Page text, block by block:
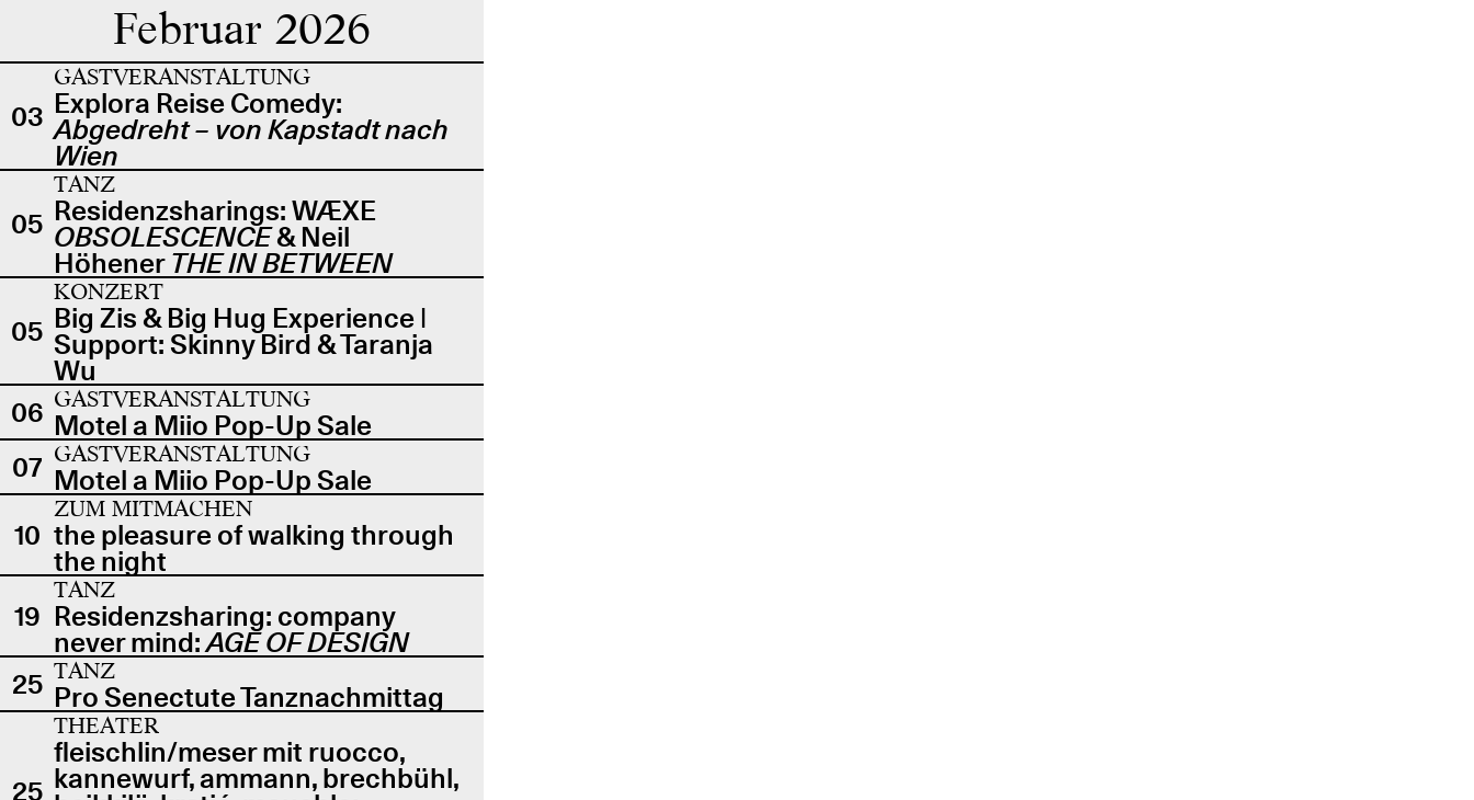
Februar 2026
03
GASTVERANSTALTUNG
Explora Reise Comedy:
Abgedreht – von Kapstadt nach
Wien
05
TANZ
Residenzsharings: WÆXE
OBSOLESCENCE& Neil
Höhener THE IN BETWEEN
05
KONZERT
Big Zis & Big Hug Experience |
Support: Skinny Bird & Taranja
Wu
06 GASTVERANSTALTUNG
Motel a Miio Pop-Up Sale
07 GASTVERANSTALTUNG
Motel a Miio Pop-Up Sale
10
ZUM MITMACHEN
the pleasure of walking through
the night
19
TANZ
Residenzsharing: company
never mind:AGE OF DESIGN
25 TANZ
Pro Senectute Tanznachmittag
25
THEATER
fleischlin/meser mit ruocco,
kannewurf, ammann, brechbühl,